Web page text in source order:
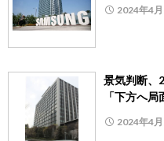
2024年4月
景気判断、
「下方へ局
2024年4月